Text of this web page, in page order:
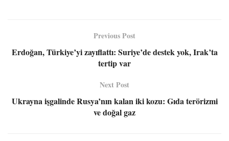
Previous Post
Erdoğan, Türkiye’yi zayıflattı: Suriye’de destek yok, Irak’ta
tertip var
Next Post
Ukrayna işgalinde Rusya’nın kalan iki kozu: Gıda terörizmi
ve doğal gaz